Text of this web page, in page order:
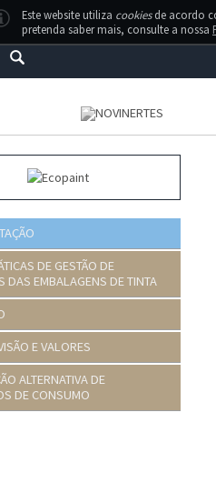
DE GESTÃO DE
DAS EMBALAGENS DE TINTA
E VALORES
ALTERNATIVA DE
DE CONSUMO
Este website utiliza cookiesde acordo
pretenda saber mais, consulte a nossa